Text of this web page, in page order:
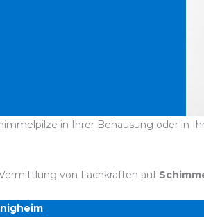
in Ihrer Behausung oder in
von Fachkräften auf